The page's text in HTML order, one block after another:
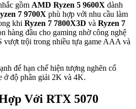
gồm AMD Ryzen 5 9600X dành
7 9700X phù hợp với nhu cầu làm
khi Ryzen 7 7800X3D và Ryzen 7
hàng đầu cho gaming nhờ công nghệ
vượt trội trong nhiều tựa game AAA và
để hạn chế hiện tượng nghẽn cổ
ở độ phân giải 2K và 4K.
Với RTX 5070